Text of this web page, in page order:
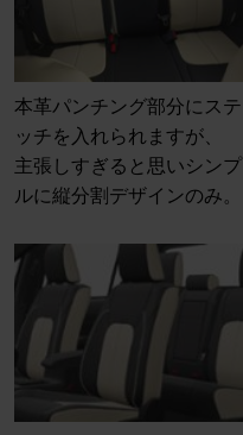
本革パンチング部分にステ
ッチを入れられますが、
主張しすぎると思いシンプ
ルに縦分割デザインのみ。